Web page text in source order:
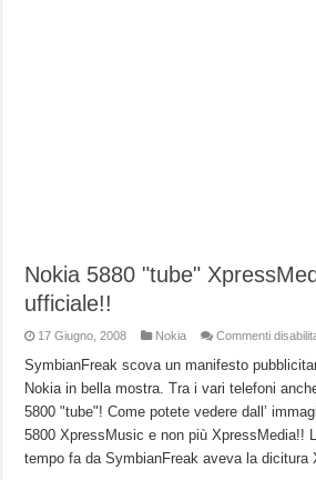
Nokia 5880 "tube"
ufficiale!!
17 Giugno, 2008 Nokia Commenti
SymbianFreak scova un manifesto
Nokia in bella mostra. Tra i vari telefoni
5800 "tube"! Come potete vedere dall’
5800 XpressMusic e non più XpressMedia!!
tempo fa da SymbianFreak aveva la dicitura